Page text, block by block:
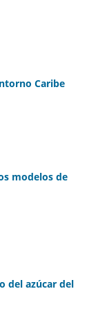
Caribe
modelos de
del azúcar del